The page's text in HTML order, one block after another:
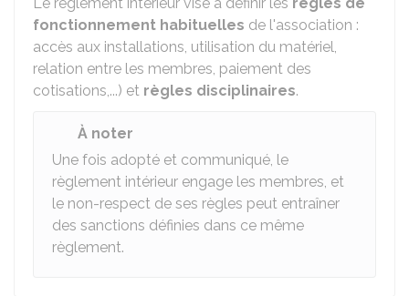
fonctionnement habituelles de l'association :
accès aux installations, utilisation du matériel,
relation entre les membres, paiement des
cotisations,...) et règles disciplinaires.
À noter
Une fois adopté et communiqué, le
règlement intérieur engage les membres, et
le non-respect de ses règles peut entraîner
des sanctions définies dans ce même
règlement.